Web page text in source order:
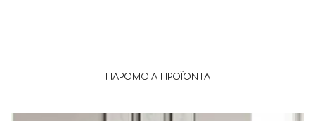
ΠΑΡΌΜΟΙΑ ΠΡΟΪΌΝΤΑ